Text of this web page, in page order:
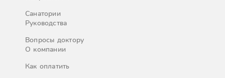
Санатории
Руководства
Вопросы доктору
О компании
Как оплатить